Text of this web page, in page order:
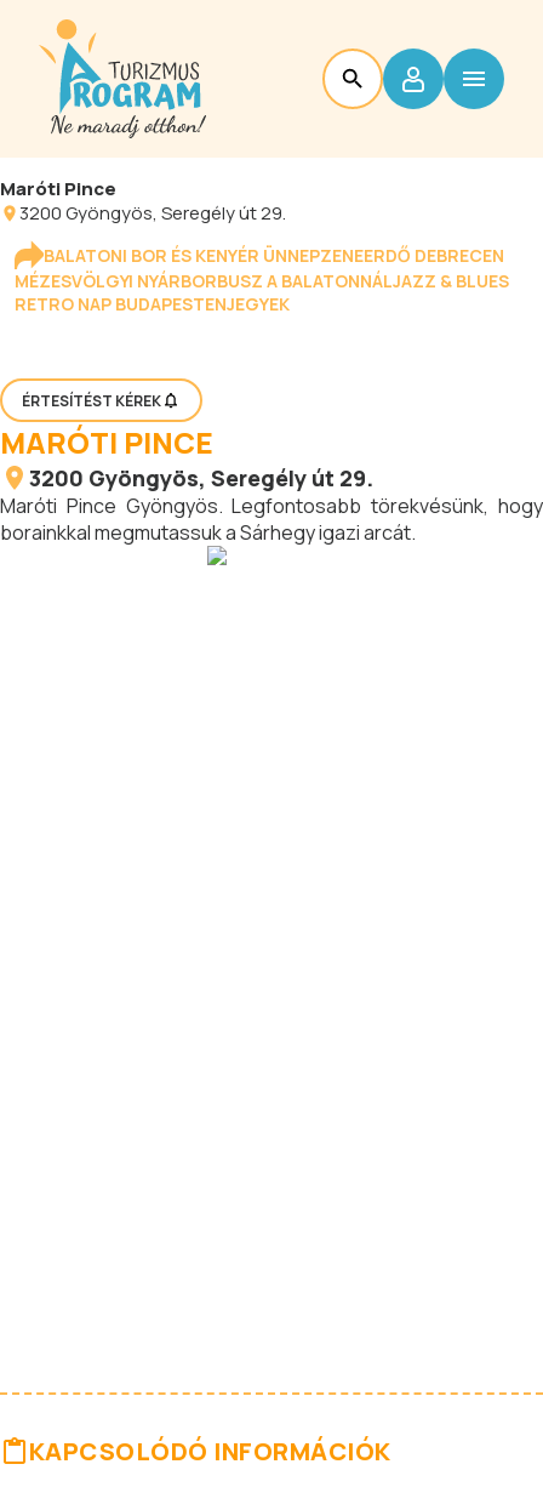
Maróti Pince
3200Gyöngyös, Seregély út 29.
BALATONI BOR ÉS KENYÉR ÜNNEPZENEERDŐ DEBRECEN
MÉZESVÖLGYI NYÁRBORBUSZ A BALATONNÁLJAZZ & BLUES
RETRO NAP BUDAPESTENJEGYEK
ÉRTESÍTÉST KÉREK
MARÓTI PINCE
3200 Gyöngyös, Seregély út 29.
Maróti Pince Gyöngyös. Legfontosabb törekvésünk, hogy
borainkkal megmutassuk a Sárhegy igazi arcát.
KAPCSOLÓDÓ INFORMÁCIÓK